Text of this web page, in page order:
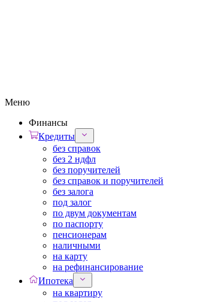
Меню
Финансы
Кредиты
без справок
без 2 ндфл
без поручителей
без справок и поручителей
без залога
под залог
по двум документам
по паспорту
пенсионерам
наличными
на карту
на рефинансирование
Ипотека
на квартиру